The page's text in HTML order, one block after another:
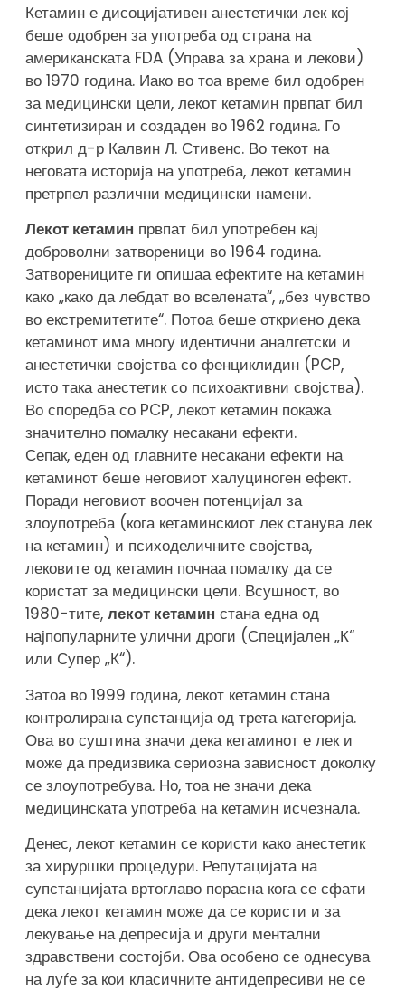
Кетамин е дисоцијативен анестетички лек кој
беше одобрен за употреба од страна на
американската FDA (Управа за храна и лекови)
во 1970 година. Иако во тоа време бил одобрен
за медицински цели, лекот кетамин првпат бил
синтетизиран и создаден во 1962 година. Го
открил д-р Калвин Л. Стивенс. Во текот на
неговата историја на употреба, лекот кетамин
претрпел различни медицински намени.
Лекот кетамин првпат бил употребен кај
доброволни затвореници во 1964 година.
Затворениците ги опишаа ефектите на кетамин
како „како да лебдат во вселената“, „без чувство
во екстремитетите“. Потоа беше откриено дека
кетаминот има многу идентични аналгетски и
анестетички својства со фенциклидин (PCP,
исто така анестетик со психоактивни својства).
Во споредба со PCP, лекот кетамин покажа
значително помалку несакани ефекти.
Сепак, еден од главните несакани ефекти на
кетаминот беше неговиот халуциноген ефект.
Поради неговиот воочен потенцијал за
злоупотреба (кога кетаминскиот лек станува лек
на кетамин) и психоделичните својства,
лековите од кетамин почнаа помалку да се
користат за медицински цели. Всушност, во
1980-тите, лекот кетамин стана една од
најпопуларните улични дроги (Специјален „К“
или Супер „К“).
Затоа во 1999 година, лекот кетамин стана
контролирана супстанција од трета категорија.
Ова во суштина значи дека кетаминот е лек и
може да предизвика сериозна зависност доколку
се злоупотребува. Но, тоа не значи дека
медицинската употреба на кетамин исчезнала.
Денес, лекот кетамин се користи како анестетик
за хируршки процедури. Репутацијата на
супстанцијата вртоглаво порасна кога се сфати
дека лекот кетамин може да се користи и за
лекување на депресија и други ментални
здравствени состојби. Ова особено се однесува
на луѓе за кои класичните антидепресиви не се